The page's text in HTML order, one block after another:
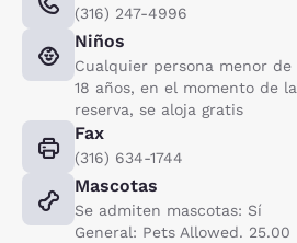
(316) 247-4996
Niños
Cualquier persona menor de
18 años, en el momento de la
reserva, se aloja gratis
Fax
(316) 634-1744
Mascotas
Se admiten mascotas: Sí
General: Pets Allowed. 25.00